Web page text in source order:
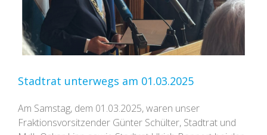
Stadtrat unterwegs am 01.03.2025
Am Samstag, dem 01.03.2025, waren unser
Fraktionsvorsitzender Günter Schülter, Stadtrat und